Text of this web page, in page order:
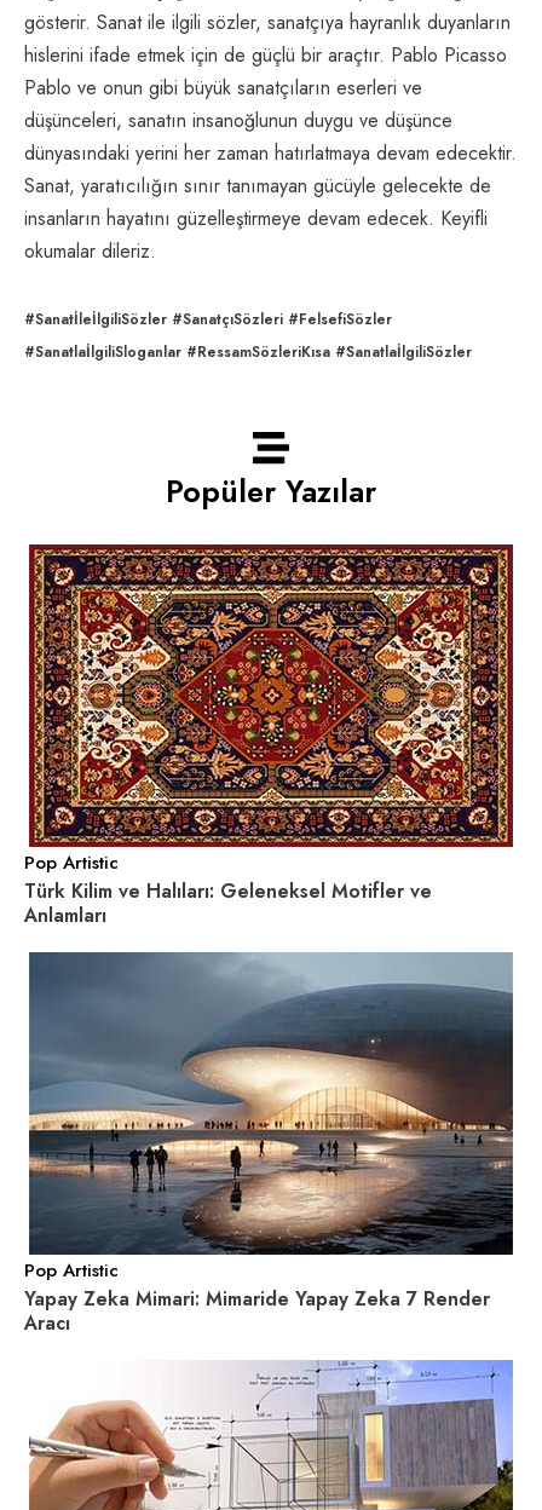
gösterir. Sanat ile ilgili sözler, sanatçıya hayranlık duyanların
hislerini ifade etmek için de güçlü bir araçtır. Pablo Picasso
Pablo ve onun gibi büyük sanatçıların eserleri ve
düşünceleri, sanatın insanoğlunun duygu ve düşünce
dünyasındaki yerini her zaman hatırlatmaya devam edecektir.
Sanat, yaratıcılığın sınır tanımayan gücüyle gelecekte de
insanların hayatını güzelleştirmeye devam edecek. Keyifli
okumalar dileriz.
#SanatİleİlgiliSözler #SanatçıSözleri #FelsefiSözler
#SanatlaİlgiliSloganlar #RessamSözleriKısa #SanatlaİlgiliSözler
Popüler Yazılar
Pop Artistic
Türk Kilim ve Halıları: Geleneksel Motifler ve
Anlamları
Pop Artistic
Yapay Zeka Mimari: Mimaride Yapay Zeka 7 Render
Aracı